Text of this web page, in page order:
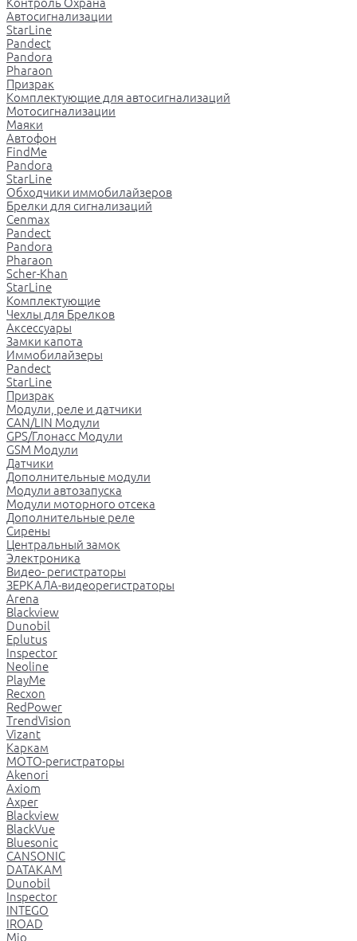
Контроль Охрана
Автосигнализации
StarLine
Pandect
Pandora
Pharaon
Призрак
Комплектующие для автосигнализаций
Мотосигнализации
Маяки
Автофон
FindMe
Pandora
StarLine
Обходчики иммобилайзеров
Брелки для сигнализаций
Cenmax
Pandect
Pandora
Pharaon
Scher-Khan
StarLine
Комплектующие
Чехлы для Брелков
Аксессуары
Замки капота
Иммобилайзеры
Pandect
StarLine
Призрак
Модули, реле и датчики
CAN/LIN Модули
GPS/Глонасс Модули
GSM Модули
Датчики
Дополнительные модули
Модули автозапуска
Модули моторного отсека
Дополнительные реле
Сирены
Центральный замок
Электроника
Видео- регистраторы
ЗЕРКАЛА-видеорегистраторы
Arena
Blackview
Dunobil
Eplutus
Inspector
Neoline
PlayMe
Recxon
RedPower
TrendVision
Vizant
Каркам
МОТО-регистраторы
Akenori
Axiom
Axper
Blackview
BlackVue
Bluesonic
CANSONIC
DATAKAM
Dunobil
Inspector
INTEGO
IROAD
Mio